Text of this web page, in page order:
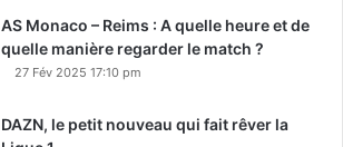
AS Monaco – Reims : A quelle heure et de
quelle manière regarder le match ?
27 Fév 2025 17:10 pm
DAZN, le petit nouveau qui fait rêver la